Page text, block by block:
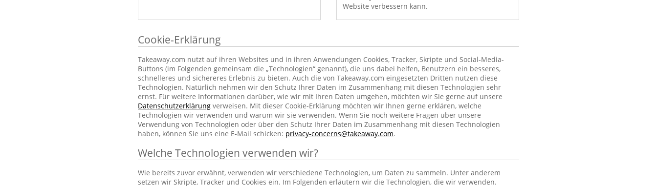
Website verbessern kann.
Cookie-Erklärung
Takeaway.com nutzt auf ihren Websites und in ihren Anwendungen Cookies, Tracker, Skripte und Social-Media-
Buttons (im Folgenden gemeinsam die „Technologien“ genannt), die uns dabei helfen, Benutzern ein besseres,
schnelleres und sichereres Erlebnis zu bieten. Auch die von Takeaway.com eingesetzten Dritten nutzen diese
Technologien. Natürlich nehmen wir den Schutz Ihrer Daten im Zusammenhang mit diesen Technologien sehr
ernst. Für weitere Informationen darüber, wie wir mit Ihren Daten umgehen, möchten wir Sie gerne auf unsere
Datenschutzerklärung verweisen. Mit dieser Cookie-Erklärung möchten wir Ihnen gerne erklären, welche
Technologien wir verwenden und warum wir sie verwenden. Wenn Sie noch weitere Fragen über unsere
Verwendung von Technologien oder über den Schutz Ihrer Daten im Zusammenhang mit diesen Technologien
haben, können Sie uns eine E-Mail schicken: privacy-concerns@takeaway.com.
Welche Technologien verwenden wir?
Wie bereits zuvor erwähnt, verwenden wir verschiedene Technologien, um Daten zu sammeln. Unter anderem
setzen wir Skripte, Tracker und Cookies ein. Im Folgenden erläutern wir die Technologien, die wir verwenden.